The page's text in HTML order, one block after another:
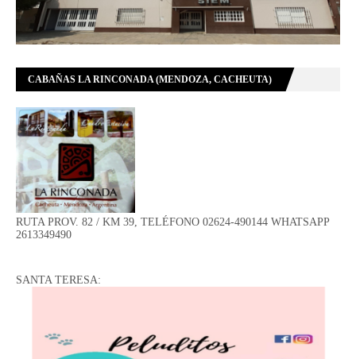
CABAÑAS LA RINCONADA (MENDOZA, CACHEUTA)
RUTA PROV. 82 / KM 39, TELÉFONO 02624-490144 WHATSAPP
2613349490
SANTA TERESA: